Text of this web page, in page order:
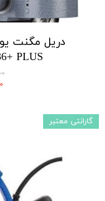
PLUS
گارانتی معتبر